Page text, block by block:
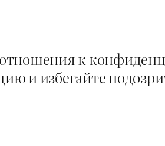
к
и избегайте